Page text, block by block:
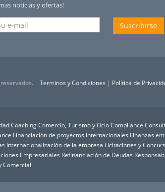
noticias y ofertas!
Suscribirse
Terminos y Condiciones | Política de
Coaching Comercio, Turismo y Ocio Compliance
Financiación de proyectos internacionales Finanzas
Internacionalización de la empresa Licitaciones y
Empresariales Refinanciación de Deudas
Comercial